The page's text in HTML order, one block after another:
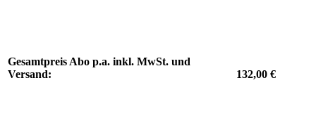
Gesamtpreis Abo p.a. inkl. MwSt. und
Versand:
132,00 €